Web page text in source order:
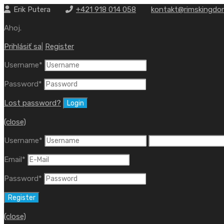
Erik Putera +421 918 014 058
Ahoj.
Prihlásiť sa Register
Username*
Password*
Lost password?
(close)
Username*
Email*
Password*
(close)